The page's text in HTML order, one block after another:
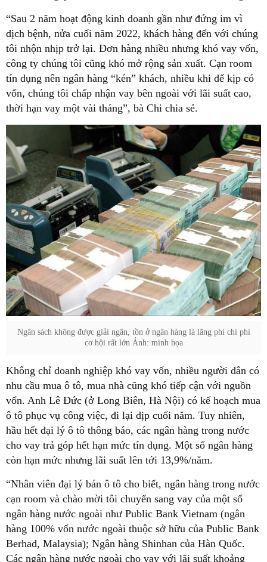
“Sau 2 năm hoạt động kinh doanh gần như đứng im vì
dịch bệnh, nửa cuối năm 2022, khách hàng đến với chúng
tôi nhộn nhịp trở lại. Đơn hàng nhiều nhưng khó vay vốn,
công ty chúng tôi cũng khó mở rộng sản xuất. Cạn room
tín dụng nên ngân hàng “kén” khách, nhiều khi để kịp có
vốn, chúng tôi chấp nhận vay bên ngoài với lãi suất cao,
thời hạn vay một vài tháng”, bà Chi chia sẻ.
Ngân sách không được giải ngân, tồn ở ngân hàng là lãng phí chi phí
cơ hội rất lớn Ảnh: minh họa
Không chỉ doanh nghiệp khó vay vốn, nhiều người dân có
nhu cầu mua ô tô, mua nhà cũng khó tiếp cận với nguồn
vốn. Anh Lê Đức (ở Long Biên, Hà Nội) có kế hoạch mua
ô tô phục vụ công việc, đi lại dịp cuối năm. Tuy nhiên,
hầu hết đại lý ô tô thông báo, các ngân hàng trong nước
cho vay trả góp hết hạn mức tín dụng. Một số ngân hàng
còn hạn mức nhưng lãi suất lên tới 13,9%/năm.
“Nhân viên đại lý bán ô tô cho biết, ngân hàng trong nước
cạn room và chào mời tôi chuyển sang vay của một số
ngân hàng nước ngoài như Public Bank Vietnam (ngân
hàng 100% vốn nước ngoài thuộc sở hữu của Public Bank
Berhad, Malaysia); Ngân hàng Shinhan của Hàn Quốc.
Các ngân hàng nước ngoài cho vay với lãi suất khoảng